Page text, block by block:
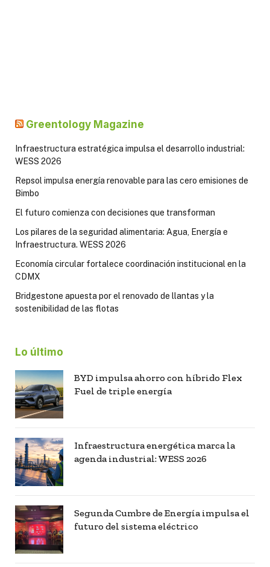
Greentology Magazine
Infraestructura estratégica impulsa el desarrollo industrial:
WESS 2026
Repsol impulsa energía renovable para las cero emisiones de
Bimbo
El futuro comienza con decisiones que transforman
Los pilares de la seguridad alimentaria: Agua, Energía e
Infraestructura. WESS 2026
Economía circular fortalece coordinación institucional en la
CDMX
Bridgestone apuesta por el renovado de llantas y la
sostenibilidad de las flotas
Lo último
BYD impulsa ahorro con híbrido Flex
Fuel de triple energía
Infraestructura energética marca la
agenda industrial: WESS 2026
Segunda Cumbre de Energía impulsa el
futuro del sistema eléctrico